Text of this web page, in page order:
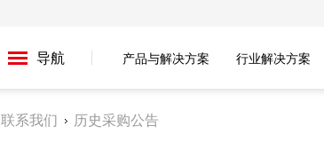
导航 产品与解决方案 行业解决方案
联系我们 历史采购公告